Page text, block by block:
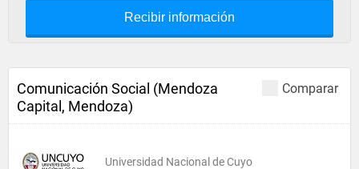
Recibir información
Comparar
Comunicación Social (Mendoza
Capital, Mendoza)
Universidad Nacional de Cuyo